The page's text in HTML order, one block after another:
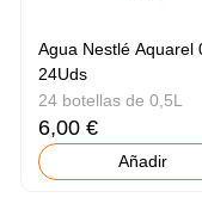
Agua Nestlé Aquarel
24Uds
24 botellas de 0,5L
6,00 €
Añadir